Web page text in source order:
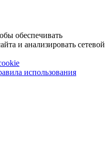
обеспечивать
и анализировать сетевой
использования